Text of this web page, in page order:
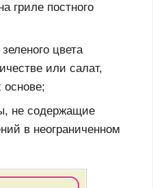
гриле постного
цвета
или салат,
основе;
не содержащие
в неограниченном